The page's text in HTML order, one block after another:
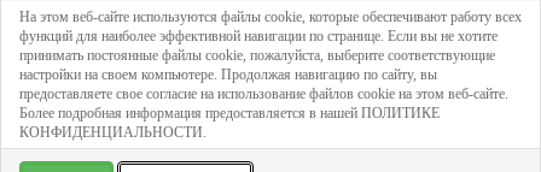
163 руб
ДОБАВИТЬ В КОРЗИНУ
На этом веб-сайте используются файлы cookie, которые обеспечивают работу всех
функций для наиболее эффективной навигации по странице. Если вы не хотите
принимать постоянные файлы cookie, пожалуйста, выберите соответствующие
настройки на своем компьютере. Продолжая навигацию по сайту, вы
предоставляете свое согласие на использование файлов cookie на этом веб-сайте.
Более подробная информация предоставляется в нашей ПОЛИТИКЕ
КОНФИДЕНЦИАЛЬНОСТИ.